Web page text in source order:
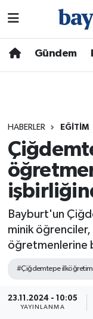
Gündem
HABERLER EĞITIM
Bayburt'un
minik
öğretmenlerine
#Çiğdemtepe
23.11.2024 - 10:05
YAYINLANMA
Hava
Süper Lig
Tüm
Son Dakika